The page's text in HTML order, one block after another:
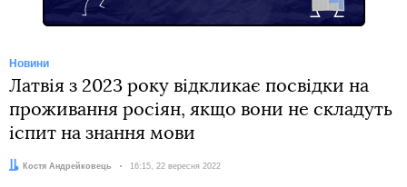
Новини
Латвія з 2023 року відкликає посвідки на
проживання росіян, якщо вони не складуть
іспит на знання мови
Автор:Костя Андрейковець Дата:
16:15, 22 вересня 2022